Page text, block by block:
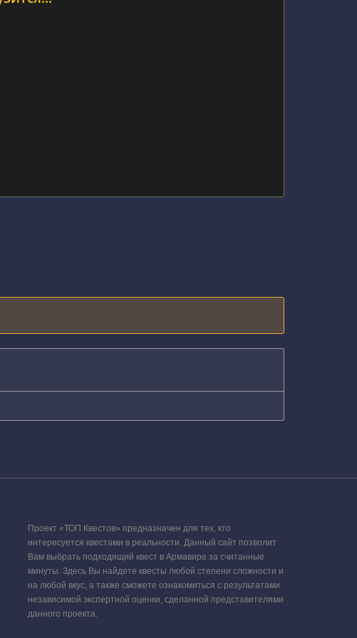
Проект «ТОП Квестов» предназначен для тех, кто
интересуется квестами в реальности. Данный сайт позволит
Вам выбрать подходящий квест в Армавире за считанные
минуты. Здесь Вы найдете квесты любой степени сложности и
на любой вкус, а также сможете ознакомиться с результатами
независимой экспертной оценки, сделанной представителями
данного проекта.